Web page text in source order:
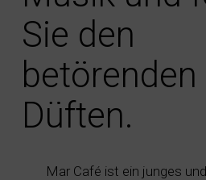
Sie den
betörenden
Düften.
Mar Café ist ein junges